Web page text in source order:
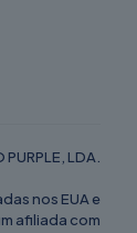
LDA.
nos EUA e
afiliada com